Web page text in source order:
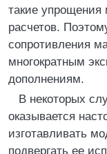
такие
расчетов.
сопротивления
многократным
дополнениям.
В некоторых
оказывается
изготавливать
подвергать ее